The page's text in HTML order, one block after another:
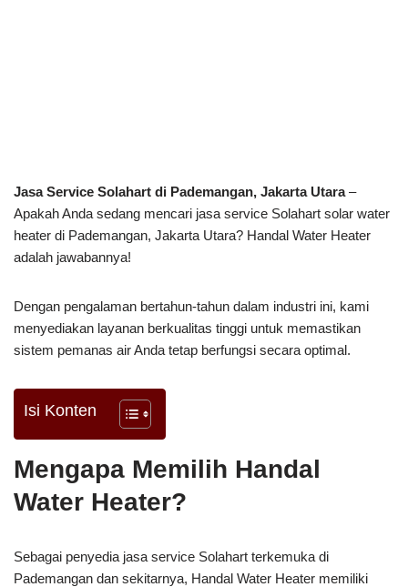
Jasa Service Solahart di Pademangan, Jakarta Utara–
Apakah Anda sedang mencari jasa service Solahart solar water
heater di Pademangan, Jakarta Utara? Handal Water Heater
adalah jawabannya!
Dengan pengalaman bertahun-tahun dalam industri ini, kami
menyediakan layanan berkualitas tinggi untuk memastikan
sistem pemanas air Anda tetap berfungsi secara optimal.
Isi Konten
Mengapa Memilih Handal
Water Heater?
Sebagai penyedia jasa service Solahart terkemuka di
Pademangan dan sekitarnya, Handal Water Heater memiliki